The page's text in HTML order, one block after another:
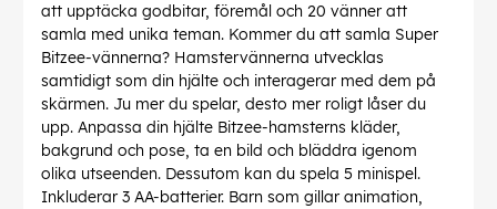
att upptäcka godbitar, föremål och 20 vänner att
samla med unika teman. Kommer du att samla Super
Bitzee-vännerna? Hamstervännerna utvecklas
samtidigt som din hjälte och interagerar med dem på
skärmen. Ju mer du spelar, desto mer roligt låser du
upp. Anpassa din hjälte Bitzee-hamsterns kläder,
bakgrund och pose, ta en bild och bläddra igenom
olika utseenden. Dessutom kan du spela 5 minispel.
Inkluderar 3 AA-batterier. Barn som gillar animation,